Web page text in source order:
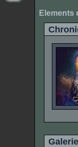
Elements